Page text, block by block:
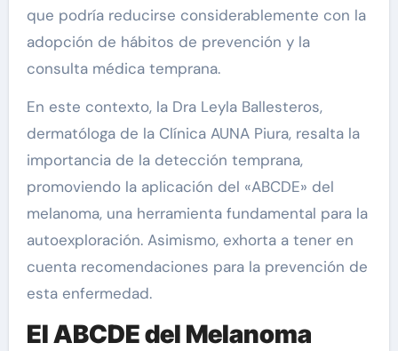
que podría reducirse considerablemente con la
adopción de hábitos de prevención y la
consulta médica temprana.
En este contexto, la Dra Leyla Ballesteros,
dermatóloga de la Clínica AUNA Piura, resalta la
importancia de la detección temprana,
promoviendo la aplicación del «ABCDE» del
melanoma, una herramienta fundamental para la
autoexploración. Asimismo, exhorta a tener en
cuenta recomendaciones para la prevención de
esta enfermedad.
El ABCDE del Melanoma